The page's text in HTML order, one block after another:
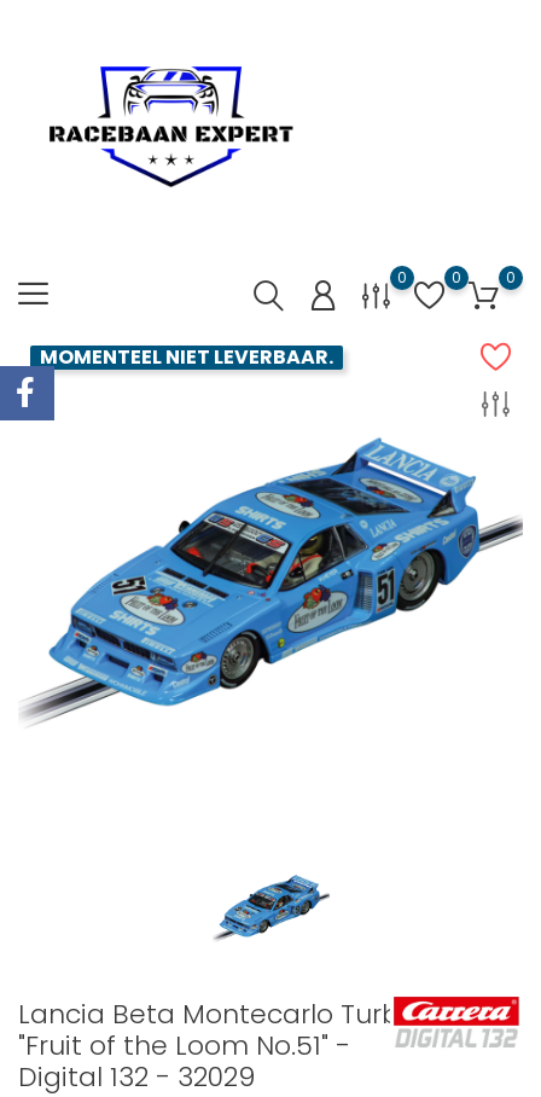
0 0 0
MOMENTEEL NIET LEVERBAAR.
Lancia Beta Montecarlo Turbo
"Fruit of the Loom No.51" -
Digital 132 - 32029